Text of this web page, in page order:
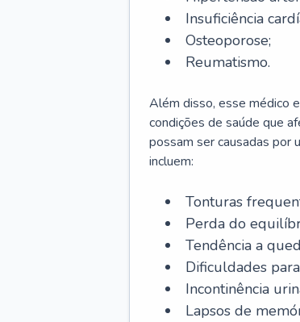
Insuficiência
Osteoporose;
Reumatismo.
Além disso, esse médico
condições de saúde que
possam ser causadas por
incluem:
Tonturas
Perda do
Tendência a
Dificuldades
Incontinência
Lapsos de